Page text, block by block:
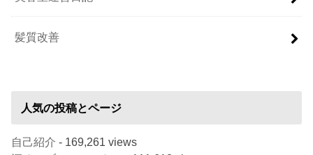
髪質改善
人気の投稿とページ
自己紹介 - 169,261 views